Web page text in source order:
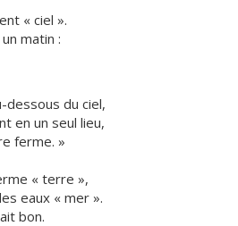
« ciel ».
matin :
dessous du ciel,
en un seul lieu,
ferme. »
« terre »,
eaux « mer ».
bon.